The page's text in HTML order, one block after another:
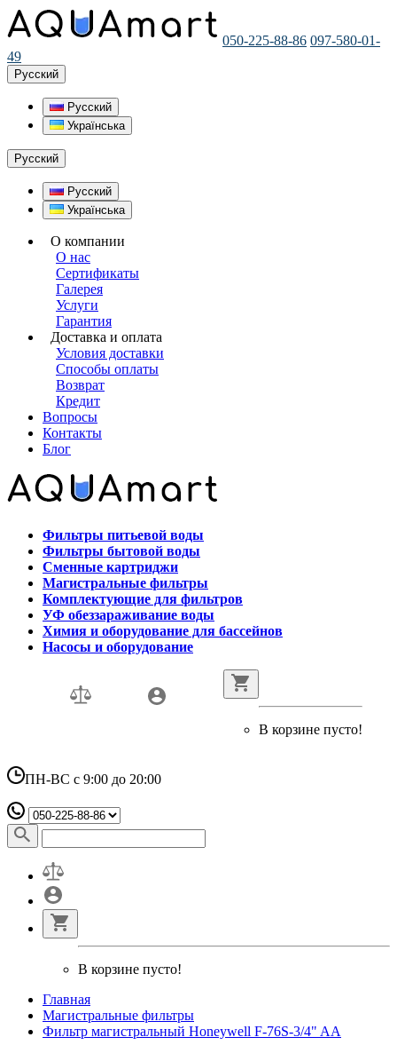
050-225-88-86 097-580-01-
49
Русский
Русский
Українська
Русский
Русский
Українська
О компании
О нас
Сертификаты
Галерея
Услуги
Гарантия
Доставка и оплата
Условия доставки
Способы оплаты
Возврат
Кредит
Вопросы
Контакты
Блог
Фильтры питьевой воды
Фильтры бытовой воды
Сменные картриджи
Магистральные фильтры
Комплектующие для фильтров
УФ обеззараживание воды
Химия и оборудование для бассейнов
Насосы и оборудование
В корзине пусто!
ПН-ВС с 9:00 до 20:00
В корзине пусто!
Главная
Магистральные фильтры
Фильтр магистральный Honeywell F-76S-3/4" AA